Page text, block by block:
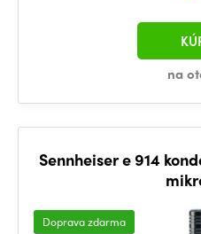
na
Sennheiser e 914
Doprava zdarma